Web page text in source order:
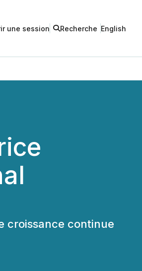
une session Recherche English
croissance continue